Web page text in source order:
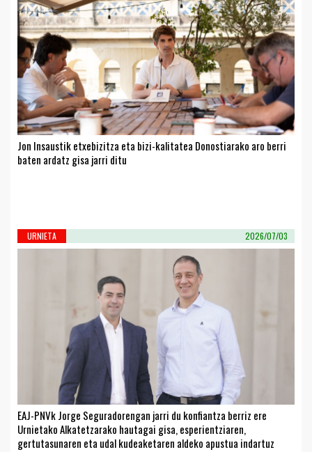
Jon Insaustik etxebizitza eta bizi-kalitatea Donostiarako aro berri
baten ardatz gisa jarri ditu
URNIETA 2026/07/03
EAJ-PNVk Jorge Seguradorengan jarri du konfiantza berriz ere
Urnietako Alkatetzarako hautagai gisa, esperientziaren,
gertutasunaren eta udal kudeaketaren aldeko apustua indartuz